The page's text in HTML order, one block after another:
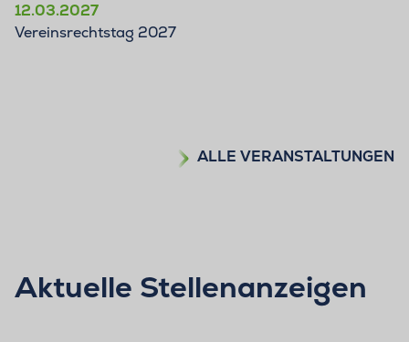
12.03.2027
Vereinsrechtstag 2027
ALLE VERANSTALTUNGEN
Aktuelle Stellenanzeigen